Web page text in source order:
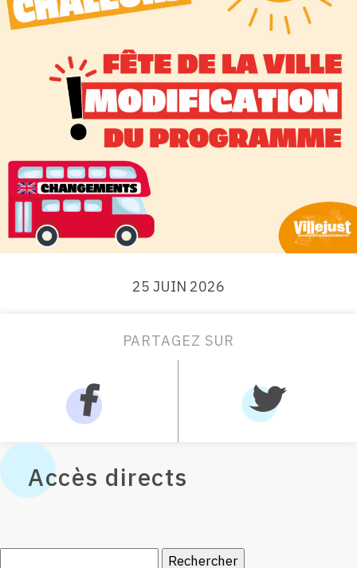
25 JUIN 2026
PARTAGEZ SUR
Accès directs